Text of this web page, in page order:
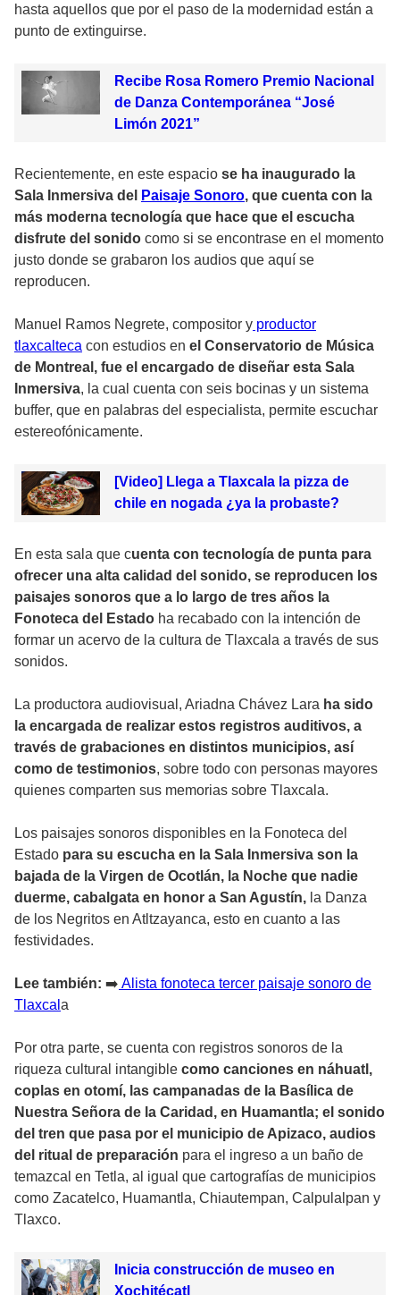
hasta aquellos que por el paso de la modernidad están a
punto de extinguirse.
Recibe Rosa Romero Premio Nacional
de Danza Contemporánea “José
Limón 2021”
Recientemente, en este espacio se ha inaugurado la
Sala Inmersiva del
Paisaje Sonoro, que cuenta con la
más moderna tecnología que hace que el escucha
disfrute del sonido como si se encontrase en el momento
justo donde se grabaron los audios que aquí se
reproducen.
Manuel Ramos Negrete, compositor y productor
tlaxcalteca con estudios en el Conservatorio de Música
de Montreal, fue el encargado de diseñar esta Sala
Inmersiva, la cual cuenta con seis bocinas y un sistema
buffer, que en palabras del especialista, permite escuchar
estereofónicamente.
[Video] Llega a Tlaxcala la pizza de
chile en nogada ¿ya la probaste?
En esta sala que cuenta con tecnología de punta para
ofrecer una alta calidad del sonido, se reproducen los
paisajes sonoros que a lo largo de tres años la
Fonoteca del Estado ha recabado con la intención de
formar un acervo de la cultura de Tlaxcala a través de sus
sonidos.
La productora audiovisual, Ariadna Chávez Lara ha sido
la encargada de realizar estos registros auditivos, a
través de grabaciones en distintos municipios, así
como de testimonios, sobre todo con personas mayores
quienes comparten sus memorias sobre Tlaxcala.
Los paisajes sonoros disponibles en la Fonoteca del
Estado para su escucha en la Sala Inmersiva son la
bajada de la Virgen de Ocotlán, la Noche que nadie
duerme, cabalgata en honor a San Agustín, la Danza
de los Negritos en Atltzayanca, esto en cuanto a las
festividades.
Lee también: ➡️ Alista fonoteca tercer paisaje sonoro de
Tlaxcal a
Por otra parte, se cuenta con registros sonoros de la
riqueza cultural intangible como canciones en náhuatl,
coplas en otomí, las campanadas de la Basílica de
Nuestra Señora de la Caridad, en Huamantla; el sonido
del tren que pasa por el municipio de Apizaco, audios
del ritual de preparación para el ingreso a un baño de
temazcal en Tetla, al igual que cartografías de municipios
como Zacatelco, Huamantla, Chiautempan, Calpulalpan y
Tlaxco.
Inicia construcción de museo en
Xochitécatl